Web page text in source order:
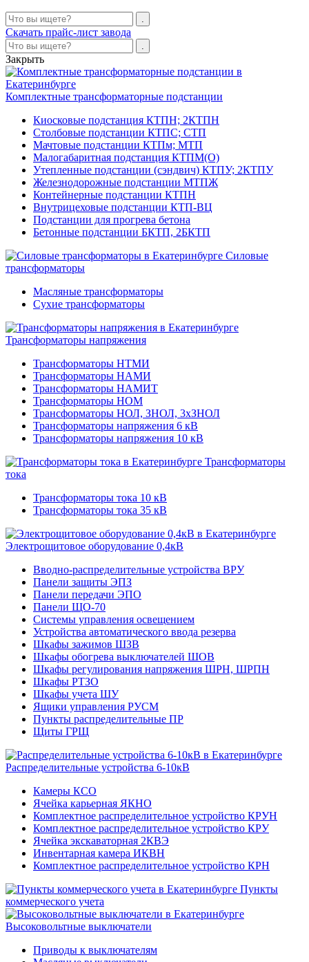
Скачать прайс-лист завода
Закрыть
Комплектные трансформаторные подстанции
Киосковые подстанция КТПН; 2КТПН
Столбовые подстанции КТПС; СТП
Мачтовые подстанции КТПм; МТП
Малогабаритная подстанция КТПМ(О)
Утепленные подстанции (сэндвич) КТПУ; 2КТПУ
Железнодорожные подстанции МТПЖ
Контейнерные подстанции КТПН
Внутрицеховые подстанции КТП-ВЦ
Подстанции для прогрева бетона
Бетонные подстанции БКТП, 2БКТП
Силовые
трансформаторы
Масляные трансформаторы
Сухие трансформаторы
Трансформаторы напряжения
Трансформаторы НТМИ
Трансформаторы НАМИ
Трансформаторы НАМИТ
Трансформаторы НОМ
Трансформаторы НОЛ, ЗНОЛ, 3хЗНОЛ
Трансформаторы напряжения 6 кВ
Трансформаторы напряжения 10 кВ
Трансформаторы
тока
Трансформаторы тока 10 кВ
Трансформаторы тока 35 кВ
Электрощитовое оборудование 0,4кВ
Вводно-распределительные устройства ВРУ
Панели защиты ЭПЗ
Панели передачи ЭПО
Панели ЩО-70
Системы управления освещением
Устройства автоматического ввода резерва
Шкафы зажимов ШЗВ
Шкафы обогрева выключателей ШОВ
Шкафы регулирования напряжения ШРН, ШРПН
Шкафы РТЗО
Шкафы учета ШУ
Ящики управления РУСМ
Пункты распределительные ПР
Щиты ГРЩ
Распределительные устройства 6-10кВ
Камеры КСО
Ячейка карьерная ЯКНО
Комплектное распределительное устройство КРУН
Комплектное распределительное устройство КРУ
Ячейка экскаваторная 2КВЭ
Инвентарная камера ИКВН
Комплектное распределительное устройство КРН
Пункты
коммерческого учета
Высоковольтные выключатели
Приводы к выключателям